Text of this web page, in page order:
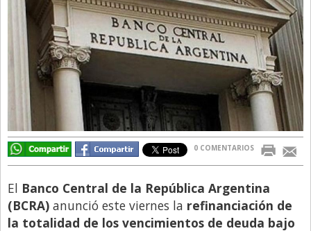
Directivos
Ecología y Ambiente
Economía
El Experto
El Innovador
El Precio Que Yo Ví
Entrevista
Entrevista Exclusiva
Finanzas
0 COMENTARIOS
El Banco Central de la República Argentina
(BCRA) anunció este viernes la refinanciación de
la totalidad de los vencimientos de deuda bajo